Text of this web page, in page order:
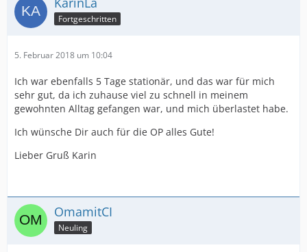
Fortgeschritten
5. Februar 2018 um 10:04
Ich war ebenfalls 5 Tage stationär, und das war für mich
sehr gut, da ich zuhause viel zu schnell in meinem
gewohnten Alltag gefangen war, und mich überlastet habe.
Ich wünsche Dir auch für die OP alles Gute!
Lieber Gruß Karin
OmamitCI
Neuling